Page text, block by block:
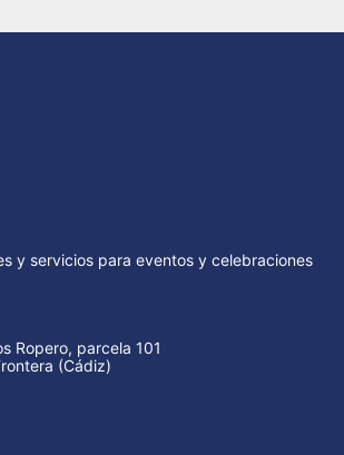
y servicios para eventos y celebraciones
Ropero, parcela 101
(Cádiz)